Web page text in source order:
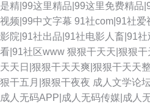
是精|99这里精品|99这里免费精品
视频|99中文字幕 91社com|91社爱
影院|91社出品|91社电影人畜|91
看|91社区www 狠狠干天天|狠狠
天天日|狠狠干天天爽|狠狠干天天
狠干五月|狠狠干夜夜 成人文学论
成人无码APP|成人无码传媒|成人